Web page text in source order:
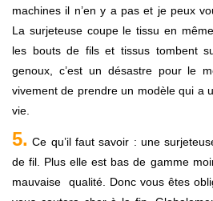
machines il n’en y a pas et je peux
La surjeteuse coupe le tissu en
les bouts de fils et tissus tombent
genoux, c’est un désastre pour le
vivement de prendre un modèle qui a
vie.
5. Ce qu’il faut savoir : une
de fil. Plus elle est bas de gamme
mauvaise qualité. Donc vous êtes